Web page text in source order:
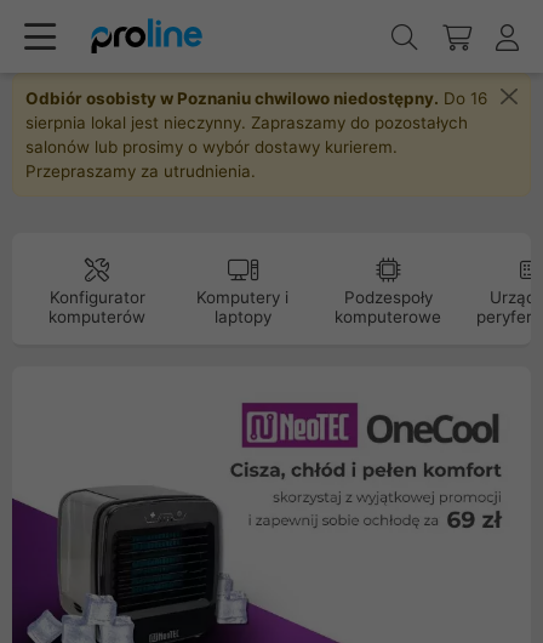
Odbiór osobisty w Poznaniu chwilowo niedostępny. Do 16
sierpnia lokal jest nieczynny. Zapraszamy do pozostałych
salonów lub prosimy o wybór dostawy kurierem.
Przepraszamy za utrudnienia.
Konfigurator
komputerów
Komputery i
laptopy
Podzespoły
komputerowe